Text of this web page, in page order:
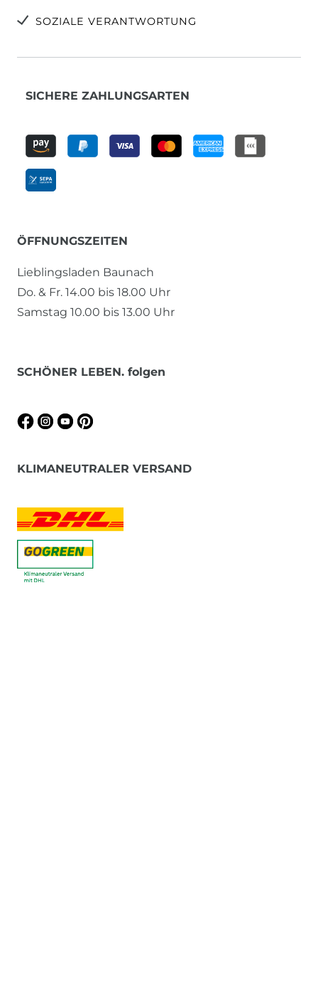
SOZIALE VERANTWORTUNG
SICHERE ZAHLUNGSARTEN
ÖFFNUNGSZEITEN
Lieblingsladen Baunach
Do. & Fr. 14.00 bis 18.00 Uhr
Samstag 10.00 bis 13.00 Uhr
SCHÖNER LEBEN. folgen
KLIMANEUTRALER VERSAND